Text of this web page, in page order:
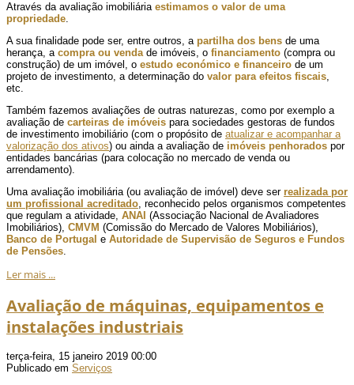
Através da avaliação imobiliária estimamos o valor de uma
propriedade.
A sua finalidade pode ser, entre outros, a partilha dos bens de uma
herança, a compra ou vendade imóveis, o financiamento (compra ou
construção) de um imóvel, o estudo económico e financeiro de um
projeto de investimento, a determinação do valor para efeitos fiscais,
etc.
Também fazemos avaliações de outras naturezas, como por exemplo a
avaliação de carteiras de imóveis para sociedades gestoras de fundos
de investimento imobiliário (com o propósito de atualizar e acompanhar a
valorização dos ativos) ou ainda a avaliação de imóveis penhorados por
entidades bancárias (para colocação no mercado de venda ou
arrendamento).
Uma avaliação imobiliária (ou avaliação de imóvel) deve ser realizada por
um profissional acreditado, reconhecido pelos organismos competentes
que regulam a atividade, ANAI (Associação Nacional de Avaliadores
Imobiliários), CMVM (Comissão do Mercado de Valores Mobiliários),
Banco de Portugal e Autoridade de Supervisão de Seguros e Fundos
de Pensões.
Ler mais ...
Avaliação de máquinas, equipamentos e
instalações industriais
terça-feira, 15 janeiro 2019 00:00
Publicado em Serviços